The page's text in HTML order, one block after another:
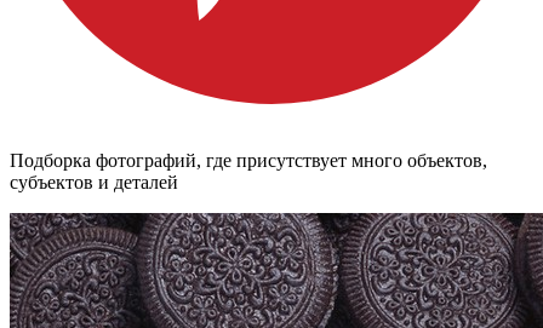
Подборка фотографий, где присутствует много объектов,
субъектов и деталей